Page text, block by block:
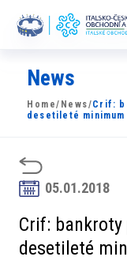
Komora
News
Rozvoj Trhu
Členové
Partneři
News
Home/ News/Crif:
desetileté minimum
05.01.2018
Crif:
desetileté